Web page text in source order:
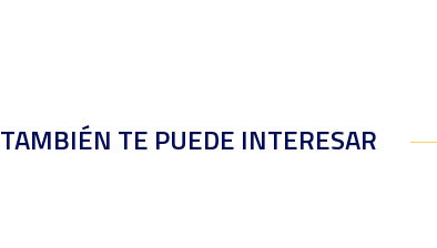
TAMBIÉN TE PUEDE INTERESAR